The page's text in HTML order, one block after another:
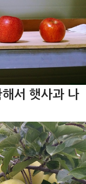
서 햇사과 나